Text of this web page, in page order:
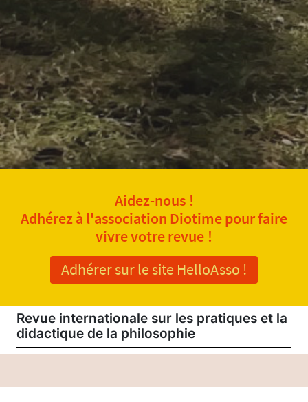
Aidez-nous !
Adhérez à l'association Diotime pour faire
vivre votre revue !
Adhérer sur le site HelloAsso !
Revue internationale sur les pratiques et la
didactique de la philosophie